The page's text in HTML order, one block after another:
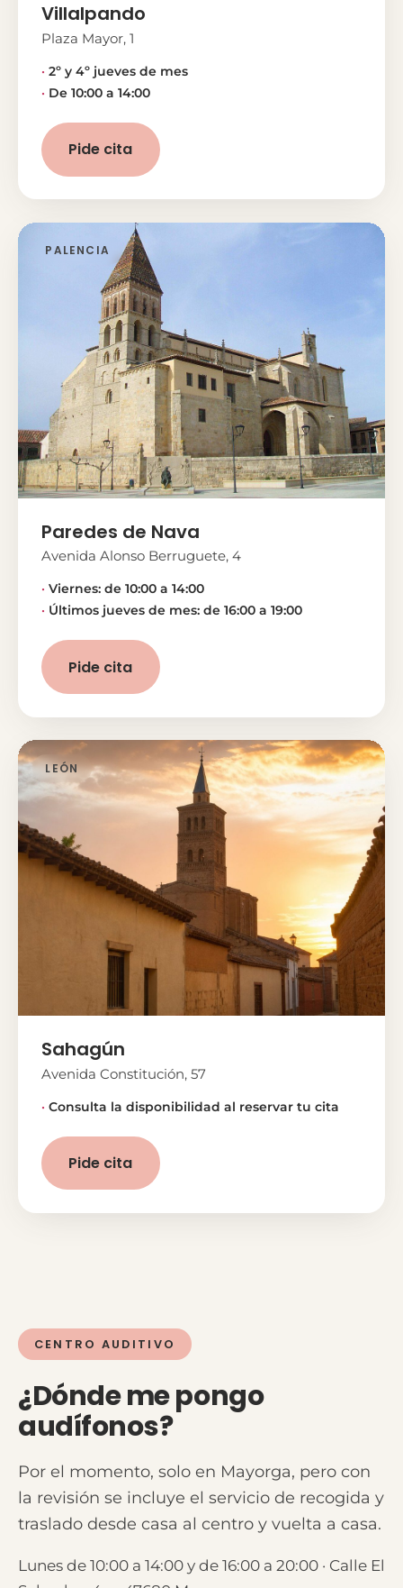
Villalpando
Plaza Mayor, 1
2º y 4º jueves de mes
De 10:00 a 14:00
Pide cita
PALENCIA
Paredes de Nava
Avenida Alonso Berruguete, 4
Viernes: de 10:00 a 14:00
Últimos jueves de mes: de 16:00 a 19:00
Pide cita
LEÓN
Sahagún
Avenida Constitución, 57
Consulta la disponibilidad al reservar tu cita
Pide cita
CENTRO AUDITIVO
¿Dónde me pongo
audífonos?
Por el momento, solo en Mayorga, pero con
la revisión se incluye el servicio de recogida y
traslado desde casa al centro y vuelta a casa.
Lunes de 10:00 a 14:00 y de 16:00 a 20:00 · Calle El